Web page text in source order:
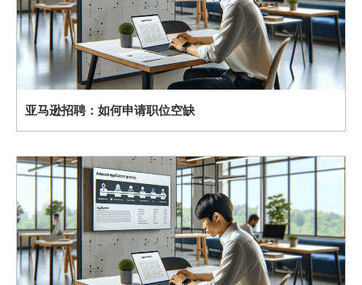
亚马逊招聘：如何申请职位空缺